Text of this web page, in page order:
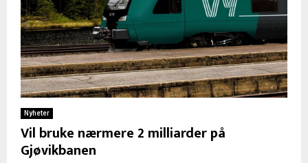
Nyheter
Vil bruke nærmere 2 milliarder på
Gjøvikbanen